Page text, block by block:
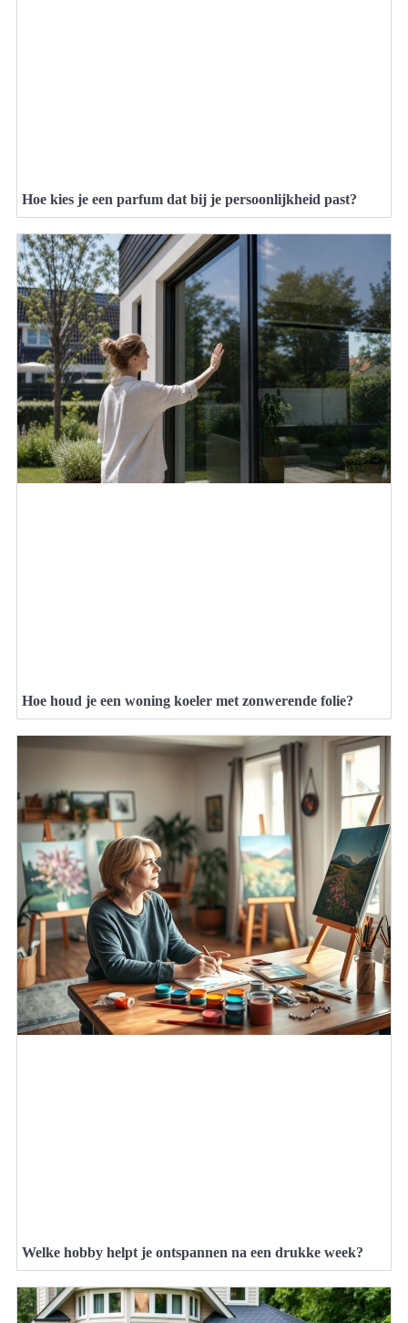
Hoe kies je een parfum dat bij je persoonlijkheid past?
Hoe houd je een woning koeler met zonwerende folie?
Welke hobby helpt je ontspannen na een drukke week?